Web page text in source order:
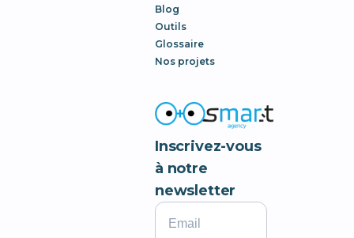
Inscrivez-vous
à notre
newsletter
Blog
Outils
Glossaire
Nos projets